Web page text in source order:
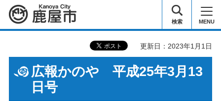
鹿屋市 検索 MENU
更新日：2023年1月1日
広報かのや 平成25年3月13
日号